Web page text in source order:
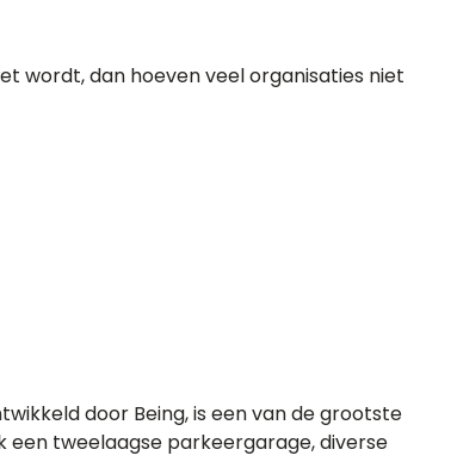
wordt, dan hoeven veel organisaties niet
door Being, is een van de grootste
tweelaagse parkeergarage, diverse